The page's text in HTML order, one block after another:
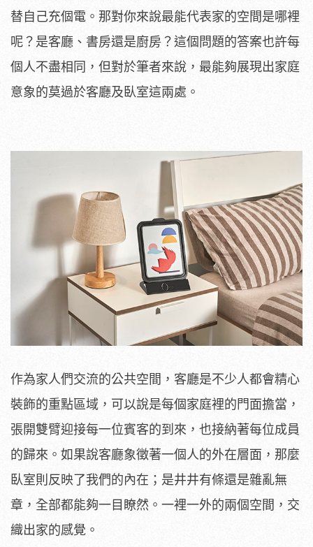
替自己充個電。那對你來說最能代表家的空間是哪裡
呢？是客廳、書房還是廚房？這個問題的答案也許每
個人不盡相同，但對於筆者來說，最能夠展現出家庭
意象的莫過於客廳及臥室這兩處。
作為家人們交流的公共空間，客廳是不少人都會精心
裝飾的重點區域，可以說是每個家庭裡的門面擔當，
張開雙臂迎接每一位賓客的到來，也接納著每位成員
的歸來。如果說客廳象徵著一個人的外在層面，那麼
臥室則反映了我們的內在；是井井有條還是雜亂無
章，全部都能夠一目瞭然。一裡一外的兩個空間，交
織出家的感覺。